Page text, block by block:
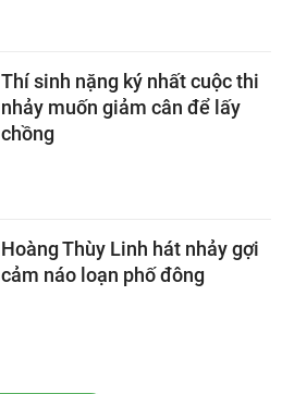
Thí sinh nặng ký nhất cuộc thi
nhảy muốn giảm cân để lấy
chồng
Hoàng Thùy Linh hát nhảy gợi
cảm náo loạn phố đông